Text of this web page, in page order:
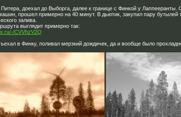
доехал до Выборга, далее к границе с Финкой у
прошел примерно на 40 минут. В дьютик, закупил пару
залива.
выглядит примерно так:
CVVhzV2Q
в Финку, поливал мерзкий дождичек, да и вообще было